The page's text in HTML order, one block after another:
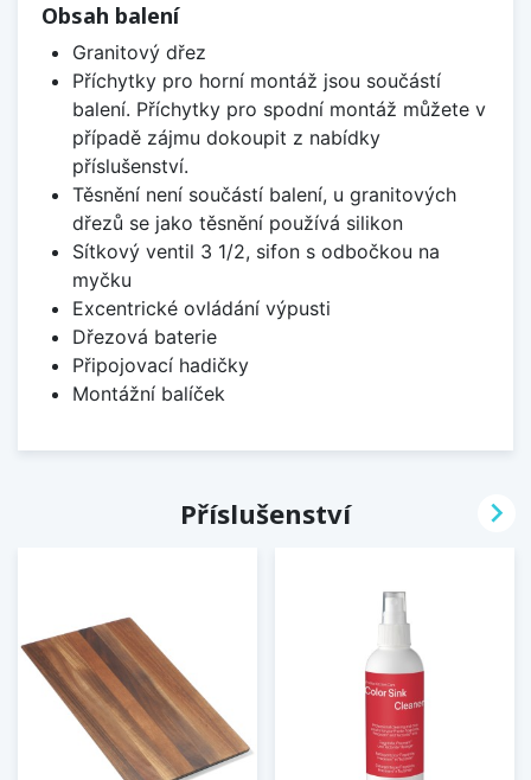
Obsah balení
Granitový dřez
Příchytky pro horní montáž jsou součástí
balení. Příchytky pro spodní montáž můžete v
případě zájmu dokoupit z nabídky
příslušenství.
Těsnění není součástí balení, u granitových
dřezů se jako těsnění používá silikon
Sítkový ventil 3 1/2, sifon s odbočkou na
myčku
Excentrické ovládání výpusti
Dřezová baterie
Připojovací hadičky
Montážní balíček
Příslušenství 